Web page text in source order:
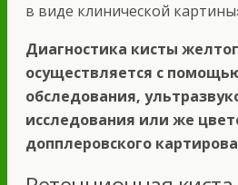
в виде клинической
Диагностика кисты
осуществляется с
обследования,
исследования или же
допплеровского